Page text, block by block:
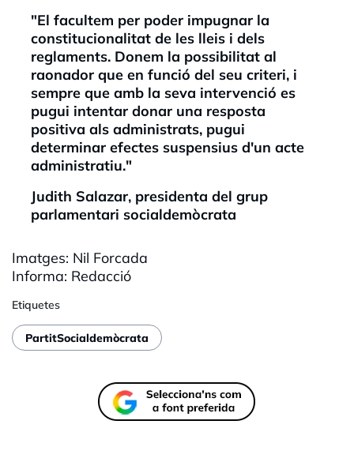
"El facultem per poder impugnar la
constitucionalitat de les lleis i dels
reglaments. Donem la possibilitat al
raonador que en funció del seu criteri, i
sempre que amb la seva intervenció es
pugui intentar donar una resposta
positiva als administrats, pugui
determinar efectes suspensius d'un acte
administratiu."
Judith Salazar, presidenta del grup
parlamentari socialdemòcrata
Imatges: Nil Forcada
Informa: Redacció
Etiquetes
PartitSocialdemòcrata